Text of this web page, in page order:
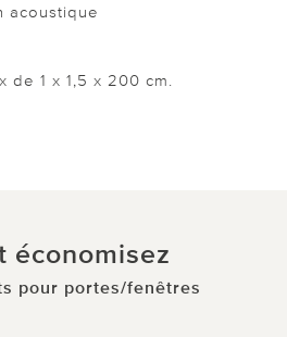
acoustique
de 1 x 1,5 x 200 cm.
économisez
pour portes/fenêtres